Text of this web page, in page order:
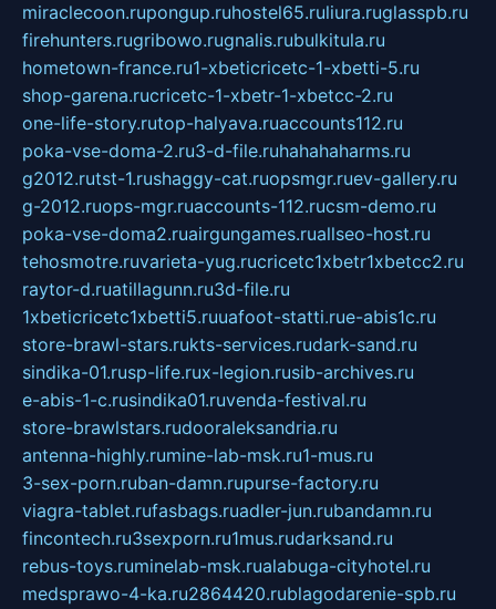
miraclecoon.rupongup.ruhostel65.ruliura.ruglasspb.ru
firehunters.rugribowo.rugnalis.rubulkitula.ru
hometown-france.ru1-xbeticricetc-1-xbetti-5.ru
shop-garena.rucricetc-1-xbetr-1-xbetcc-2.ru
one-life-story.rutop-halyava.ruaccounts112.ru
poka-vse-doma-2.ru3-d-file.ruhahahaharms.ru
g2012.rutst-1.rushaggy-cat.ruopsmgr.ruev-gallery.ru
g-2012.ruops-mgr.ruaccounts-112.rucsm-demo.ru
poka-vse-doma2.ruairgungames.ruallseo-host.ru
tehosmotre.ruvarieta-yug.rucricetc1xbetr1xbetcc2.ru
raytor-d.ruatillagunn.ru3d-file.ru
1xbeticricetc1xbetti5.ruuafoot-statti.rue-abis1c.ru
store-brawl-stars.rukts-services.rudark-sand.ru
sindika-01.rusp-life.rux-legion.rusib-archives.ru
e-abis-1-c.rusindika01.ruvenda-festival.ru
store-brawlstars.rudooraleksandria.ru
antenna-highly.rumine-lab-msk.ru1-mus.ru
3-sex-porn.ruban-damn.rupurse-factory.ru
viagra-tablet.rufasbags.ruadler-jun.rubandamn.ru
fincontech.ru3sexporn.ru1mus.rudarksand.ru
rebus-toys.ruminelab-msk.rualabuga-cityhotel.ru
medsprawo-4-ka.ru2864420.rublagodarenie-spb.ru